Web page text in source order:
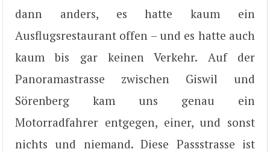
dann anders, es hatte kaum ein
Ausflugsrestaurant offen – und es hatte auch
kaum bis gar keinen Verkehr. Auf der
Panoramastrasse zwischen Giswil und
Sörenberg kam uns genau ein
Motorradfahrer entgegen, einer, und sonst
nichts und niemand. Diese Passstrasse ist